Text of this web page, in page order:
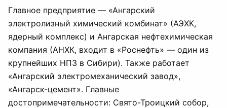
Главное предприятие — «Ангарский
электролизный химический комбинат» (АЭХК,
ядерный комплекс) и Ангарская нефтехимическая
компания (АНХК, входит в «Роснефть» — один из
крупнейших НПЗ в Сибири). Также работает
«Ангарский электромеханический завод»,
«Ангарск-цемент». Главные
достопримечательности: Свято-Троицкий собор,